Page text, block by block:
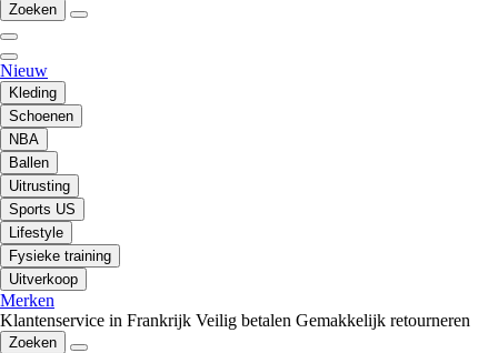
Zoeken
Nieuw
Kleding
Schoenen
NBA
Ballen
Uitrusting
Sports US
Lifestyle
Fysieke training
Uitverkoop
Merken
Klantenservice in Frankrijk Veilig betalen Gemakkelijk retourneren
Zoeken